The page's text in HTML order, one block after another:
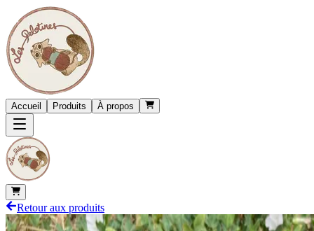
Accueil Produits À propos
Retour aux produits